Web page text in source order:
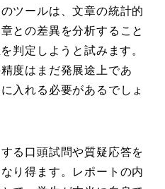
ツールは、文章の統計的
との差異を分析すること
判定しようと試みます。
度はまだ発展途上であ
入れる必要があるでしょ
る口頭試問や質疑応答を
り得ます。レポートの内